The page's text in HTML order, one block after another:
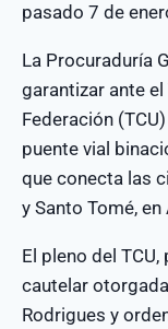
pasado 7 de
La Procuraduría
garantizar ante
Federación
puente vial
que conecta las
y Santo Tomé, en
El pleno del
cautelar
Rodrigues y